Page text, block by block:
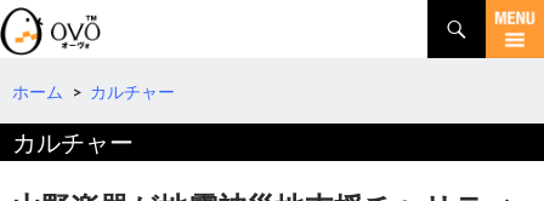
検
索
コ
テ
ツ
へ
ホーム > カルチャー
カルチャー